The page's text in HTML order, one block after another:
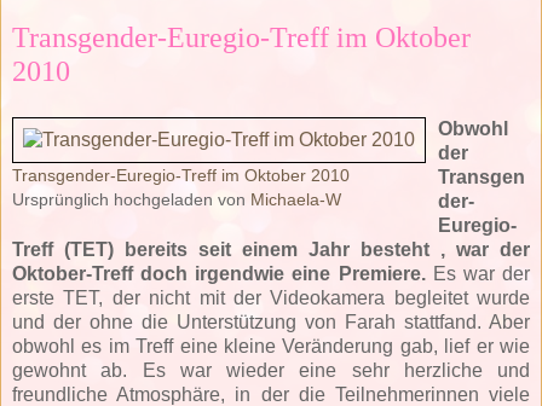
Transgender-Euregio-Treff im Oktober
2010
Transgender-Euregio-Treff im Oktober 2010
Ursprünglich hochgeladen von Michaela-W
Obwohl
der
Transgen
der-
Euregio-
Treff (TET) bereits seit einem Jahr besteht , war der
Oktober-Treff doch irgendwie eine Premiere.Es war der
erste TET, der nicht mit der Videokamera begleitet wurde
und der ohne die Unterstützung von Farah stattfand. Aber
obwohl es im Treff eine kleine Veränderung gab, lief er wie
gewohnt ab. Es war wieder eine sehr herzliche und
freundliche Atmosphäre, in der die Teilnehmerinnen viele